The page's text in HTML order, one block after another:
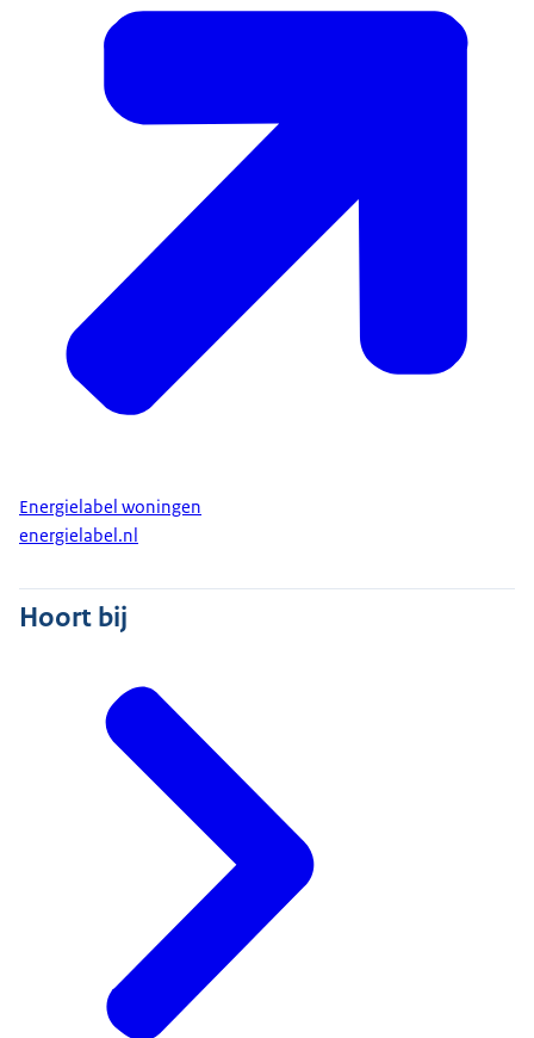
Energielabel woningen
energielabel.nl
Hoort bij